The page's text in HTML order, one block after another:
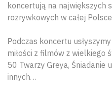
koncertują na największych
rozrywkowych w całej
Podczas koncertu
miłości z filmów z wielkiego
50 Twarzy Greya, Śniadanie
innych…